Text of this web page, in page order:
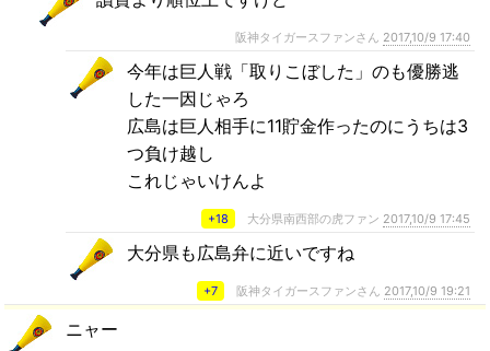
阪神タイガースファンさん 2017,10/9 17:40
今年は巨人戦「取りこぼした」のも優勝逃
した一因じゃろ
広島は巨人相手に11貯金作ったのにうちは3
つ負け越し
これじゃいけんよ
+18 大分県南西部の虎ファン 2017,10/9 17:45
大分県も広島弁に近いですね
+7 阪神タイガースファンさん 2017,10/9 19:21
ニャー